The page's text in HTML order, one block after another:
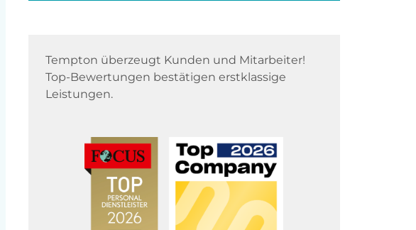
Tempton überzeugt Kunden und Mitarbeiter!
Top-Bewertungen bestätigen erstklassige
Leistungen.